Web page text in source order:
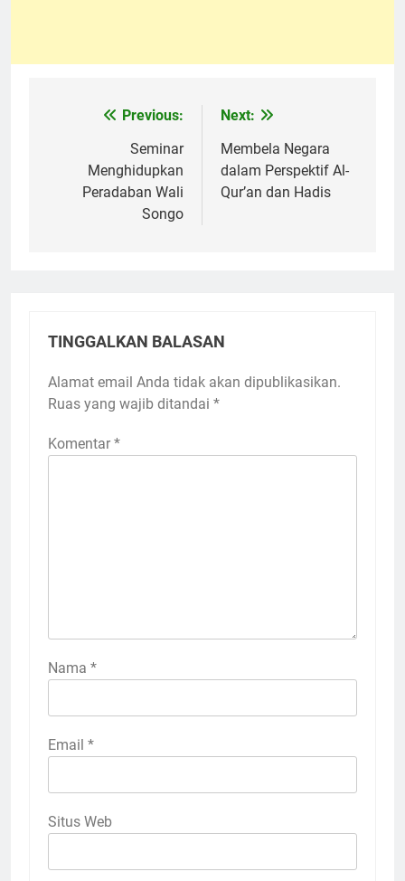
NavigasiPrevious:
Seminar
Menghidupkan
Peradaban Wali
Songo
Next:
Membela Negara
dalam Perspektif Al-
Qur’an dan Hadis
TINGGALKAN BALASAN
Alamat email Anda tidak akan dipublikasikan.
Ruas yang wajib ditandai *
Komentar *
Nama *
Email *
Situs Web